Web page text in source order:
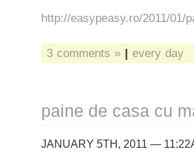
http://easypeasy.ro/2011/01/
3 comments » | every day
paine de casa cu
JANUARY 5TH, 2011 —